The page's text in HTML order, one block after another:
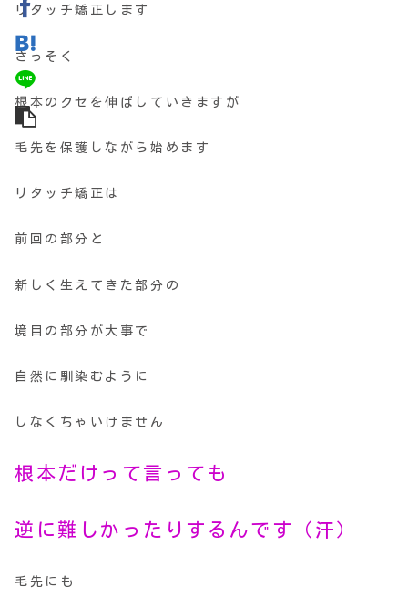
リタッチ矯正します
さっそく
根本のクセを伸ばしていきますが
毛先を保護しながら始めます
リタッチ矯正は
前回の部分と
新しく生えてきた部分の
境目の部分が大事で
自然に馴染むように
しなくちゃいけません
根本だけって言っても
逆に難しかったりするんです（汗）
毛先にも